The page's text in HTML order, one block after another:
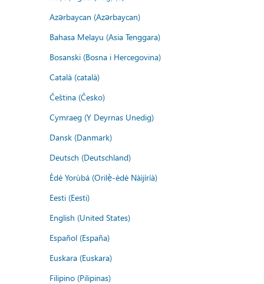
Azərbaycan (Azərbaycan)
Bahasa Melayu (Asia Tenggara)
Bosanski (Bosna i Hercegovina)
Català (català)
Čeština (Česko)
Cymraeg (Y Deyrnas Unedig)
Dansk (Danmark)
Deutsch (Deutschland)
Èdè Yorùbá (Orilẹ̀-èdè Nàìjíríà)
Eesti (Eesti)
English (United States)
Español (España)
Euskara (Euskara)
Filipino (Pilipinas)